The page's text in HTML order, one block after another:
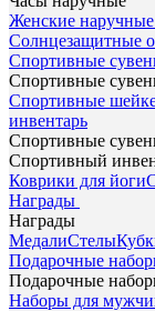
Женские
Солнцезащитные
Спортивные
Спортивные
Спортивные
инвентарь
Спортивные
Спортивный
Коврики для йоги
Награды
Награды
МедалиСтелы
Подарочные
Подарочные
Наборы для